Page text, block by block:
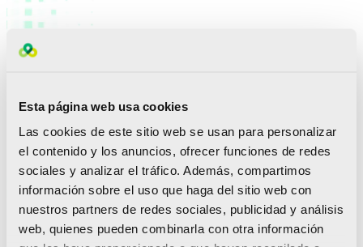
Esta página web usa cookies
Las cookies de este sitio web se usan para personalizar
el contenido y los anuncios, ofrecer funciones de redes
sociales y analizar el tráfico. Además, compartimos
información sobre el uso que haga del sitio web con
nuestros partners de redes sociales, publicidad y análisis
web, quienes pueden combinarla con otra información
Oceanman es un circuito internacional de natación
y 25)que se disputan en diferentes países: Italia, Rusia,
Malasia, Grecia, México, Tailandia, Brasil… y España, en
concreto en la Costa del Azahar (
Benicàssim y Oropesa).
Estaba prevista para septiembre de 2020, pero se ha
trasladado a mayo de 2021 por culpa de la pandemia.
Estas pruebas reúnen tanto a nadadores amateurs o
populares, como a los grandes especialistas mundiales.
El evento aúna el reto deportivo y la experiencia de viajar